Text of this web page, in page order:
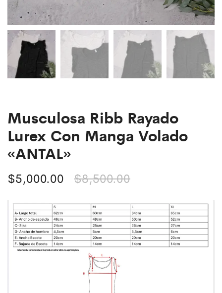
Musculosa Ribb Rayado
Lurex Con Manga Volado
«ANTAL»
$8,500.00
$5,000.00